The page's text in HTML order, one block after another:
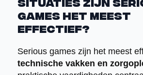
situaties zijn
games het meest
effectief?
Serious games zijn het meest
technische vakken en